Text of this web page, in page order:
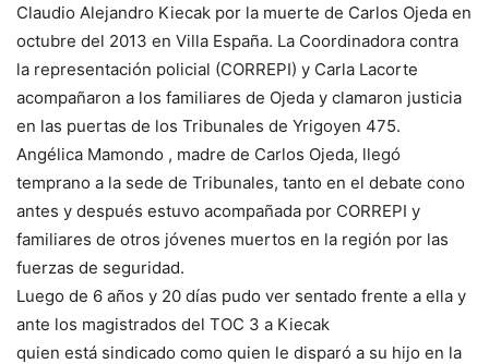
Claudio Alejandro Kiecak por la muerte de Carlos Ojeda en
octubre del 2013 en Villa España. La Coordinadora contra
la representación policial (CORREPI) y Carla Lacorte
acompañaron a los familiares de Ojeda y clamaron justicia
en las puertas de los Tribunales de Yrigoyen 475.
Angélica Mamondo , madre de Carlos Ojeda, llegó
temprano a la sede de Tribunales, tanto en el debate cono
antes y después estuvo acompañada por CORREPI y
familiares de otros jóvenes muertos en la región por las
fuerzas de seguridad.
Luego de 6 años y 20 días pudo ver sentado frente a ella y
ante los magistrados del TOC 3 a Kiecak
quien está sindicado como quien le disparó a su hijo en la